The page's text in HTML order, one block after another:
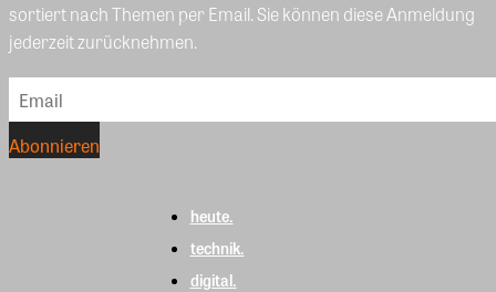
sortiert nach Themen per Email. Sie können diese Anmeldung
jederzeit zurücknehmen.
heute.
technik.
digital.